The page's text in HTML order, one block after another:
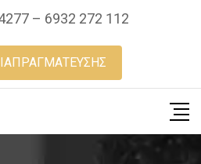
– 6932 272 112